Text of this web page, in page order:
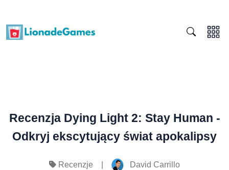
Recenzja Dying Light 2: Stay Human -
Odkryj ekscytujący świat apokalipsy
Recenzje David Carrillo